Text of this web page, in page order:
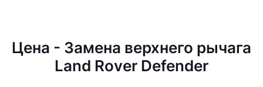
Цена - Замена верхнего рычага
Land Rover Defender